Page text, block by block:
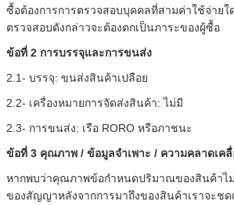
เสนอ
ซื้อต้องการการตรวจสอบบุคคลที่สามค่าใช้จ่ายใ
ตรวจสอบดังกล่าวจะต้องตกเป็นภาระของผู้ซื้อ
ข้อที่ 2 การบรรจุและการขนส่ง
2.1- บรรจุ: ขนส่งสินค้าเปลือย
2.2- เครื่องหมายการจัดส่งสินค้า: ไม่มี
2.3- การขนส่ง: เรือ RORO หรือภาชนะ
ข้อที่ 3 คุณภาพ / ข้อมูลจำเพาะ / ความคลาดเค
หากพบว่าคุณภาพข้อกำหนดปริมาณของสินค้าไ
ของสัญญาหลังจากการมาถึงของสินค้าเราจะชด